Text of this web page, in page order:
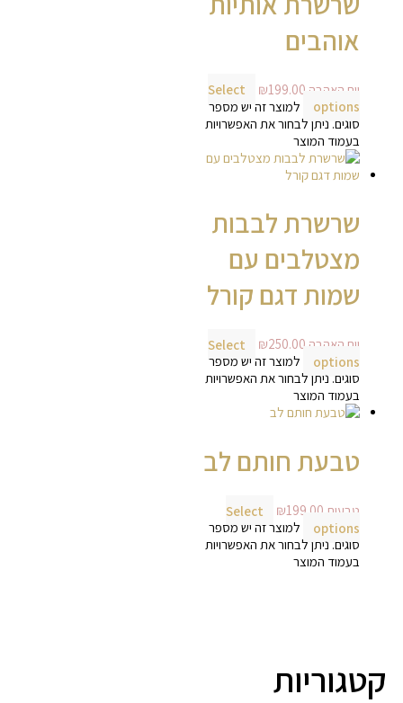
אוהבים
יום האהבה ₪199.00
Select
options
למוצר זה יש מספר
סוגים. ניתן לבחור את האפשרויות
בעמוד המוצר
שרשרת לבבות
מצטלבים עם
שמות דגם קורל
יום האהבה ₪250.00
Select
options
למוצר זה יש מספר
סוגים. ניתן לבחור את האפשרויות
בעמוד המוצר
טבעת חותם לב
טבעות ₪199.00
Select
options
למוצר זה יש מספר
סוגים. ניתן לבחור את האפשרויות
בעמוד המוצר
קטגוריות